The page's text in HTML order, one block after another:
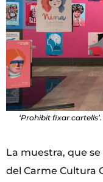
‘Prohibit fixar
La muestra, que
del Carme Cultura